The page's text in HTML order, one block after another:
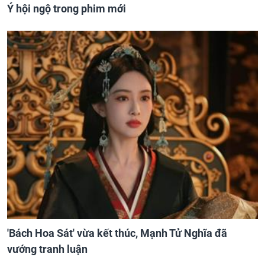
Ý hội ngộ trong phim mới
'Bách Hoa Sát' vừa kết thúc, Mạnh Tử Nghĩa đã
vướng tranh luận